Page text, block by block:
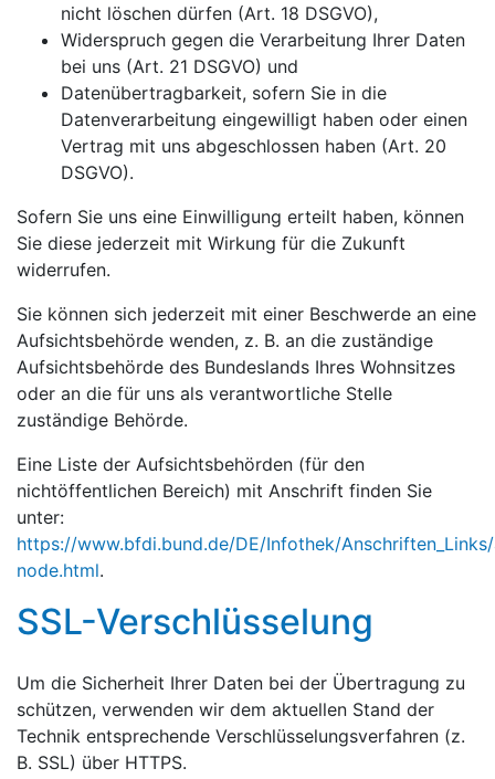
nicht löschen dürfen (Art. 18 DSGVO),
Widerspruch gegen die Verarbeitung Ihrer Daten
bei uns (Art. 21 DSGVO) und
Datenübertragbarkeit, sofern Sie in die
Datenverarbeitung eingewilligt haben oder einen
Vertrag mit uns abgeschlossen haben (Art. 20
DSGVO).
Sofern Sie uns eine Einwilligung erteilt haben, können
Sie diese jederzeit mit Wirkung für die Zukunft
widerrufen.
Sie können sich jederzeit mit einer Beschwerde an eine
Aufsichtsbehörde wenden, z. B. an die zuständige
Aufsichtsbehörde des Bundeslands Ihres Wohnsitzes
oder an die für uns als verantwortliche Stelle
zuständige Behörde.
Eine Liste der Aufsichtsbehörden (für den
nichtöffentlichen Bereich) mit Anschrift finden Sie
unter:
https://www.bfdi.bund.de/DE/Infothek/
node.html.
SSL-Verschlüsselung
Um die Sicherheit Ihrer Daten bei der Übertragung zu
schützen, verwenden wir dem aktuellen Stand der
Technik entsprechende Verschlüsselungsverfahren (z.
B. SSL) über HTTPS.